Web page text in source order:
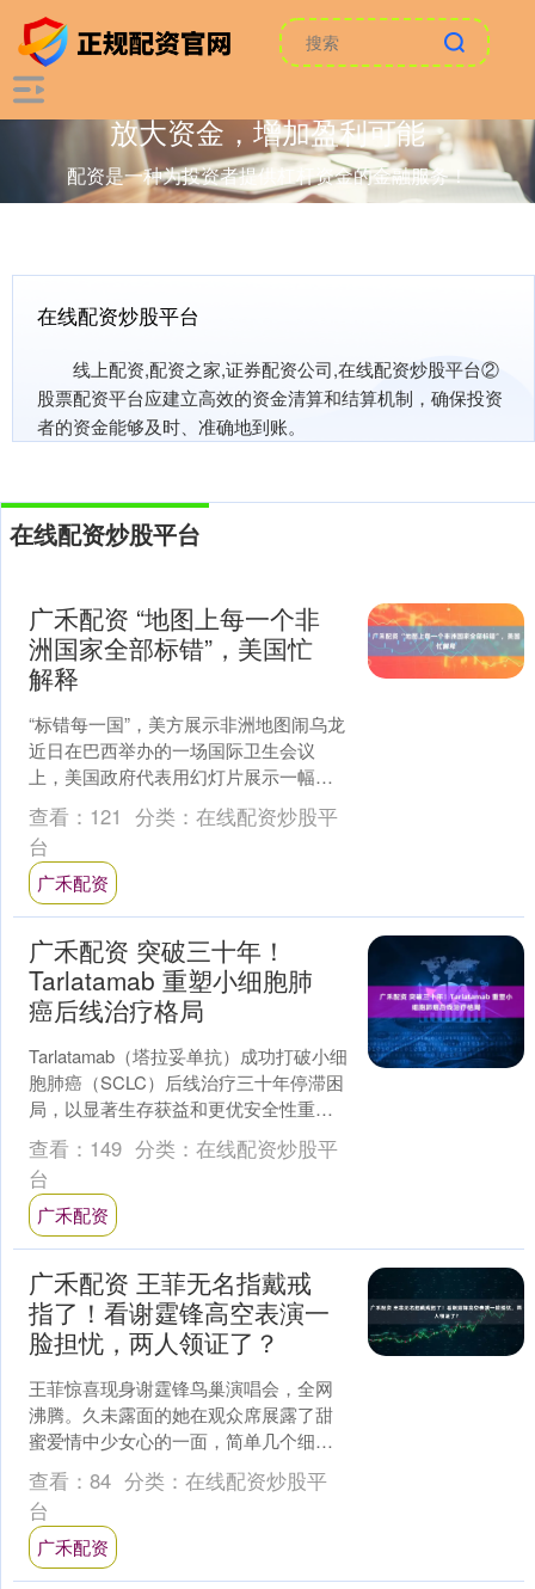
放大资金，增加盈利可能
配资是一种为投资者提供杠杆资金的金融服务！
在线配资炒股平台
线上配资,配资之家,证券配资公司,在线配资炒股平台②
股票配资平台应建立高效的资金清算和结算机制，确保投资
者的资金能够及时、准确地到账。
在线配资炒股平台
广禾配资 “地图上每一个非
洲国家全部标错”，美国忙
解释
“标错每一国”，美方展示非洲地图闹乌龙
近日在巴西举办的一场国际卫生会议
上，美国政府代表用幻灯片展示一幅非
洲地图时闹了笑话：地图上每一个非洲
国家对应的位置全部标....
查看： 121 分类： 在线配资炒股平
台
广禾配资
广禾配资 突破三十年！
Tarlatamab 重塑小细胞肺
癌后线治疗格局
Tarlatamab（塔拉妥单抗）成功打破小细
胞肺癌（SCLC）后线治疗三十年停滞困
局，以显著生存获益和更优安全性重塑
治疗格局，成为铂类化疗后进展患者的
全新标准....
查看： 149 分类： 在线配资炒股平
台
广禾配资
广禾配资 王菲无名指戴戒
指了！看谢霆锋高空表演一
脸担忧，两人领证了？
王菲惊喜现身谢霆锋鸟巢演唱会，全网
沸腾。久未露面的她在观众席展露了甜
蜜爱情中少女心的一面，简单几个细节
把爱意展现的淋漓尽致，让网友直呼太
甜蜜了。 先来看备受关注....
查看： 84 分类： 在线配资炒股平
台
广禾配资